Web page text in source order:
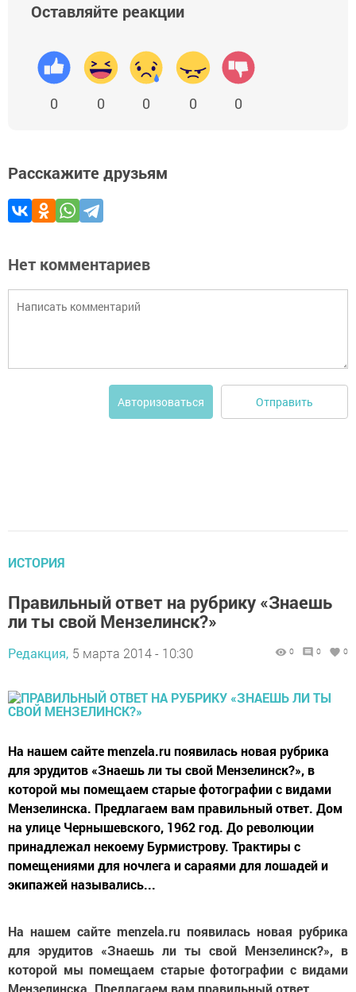
Оставляйте реакции
0 0 0 0 0
Расскажите друзьям
Нет комментариев
Авторизоваться Отправить
ИСТОРИЯ
Правильный ответ на рубрику «Знаешь
ли ты свой Мензелинск?»
Редакция, 5 марта 2014 - 10:30 0 0 0
На нашем сайте menzela.ru появилась новая рубрика
для эрудитов «Знаешь ли ты свой Мензелинск?», в
которой мы помещаем старые фотографии с видами
Мензелинска. Предлагаем вам правильный ответ. Дом
на улице Чернышевского, 1962 год. До революции
принадлежал некоему Бурмистрову. Трактиры с
помещениями для ночлега и сараями для лошадей и
экипажей назывались...
На нашем сайте menzela.ru появилась новая рубрика
для эрудитов «Знаешь ли ты свой Мензелинск?», в
которой мы помещаем старые фотографии с видами
Мензелинска. Предлагаем вам правильный ответ.